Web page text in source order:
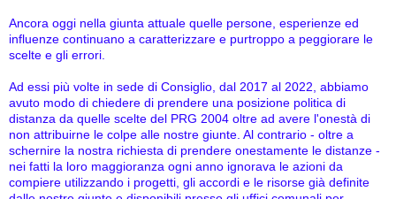
Ancora oggi nella giunta attuale quelle persone, esperienze ed
influenze continuano a caratterizzare e purtroppo a peggiorare le
scelte e gli errori.
Ad essi più volte in sede di Consiglio, dal 2017 al 2022, abbiamo
avuto modo di chiedere di prendere una posizione politica di
distanza da quelle scelte del PRG 2004 oltre ad avere l'onestà di
non attribuirne le colpe alle nostre giunte. Al contrario - oltre a
schernire la nostra richiesta di prendere onestamente le distanze -
nei fatti la loro maggioranza ogni anno ignorava le azioni da
compiere utilizzando i progetti, gli accordi e le risorse già definite